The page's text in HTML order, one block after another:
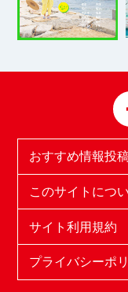
おすすめ情報投
このサイトにつ
サイト利用規約
プライバシーポ